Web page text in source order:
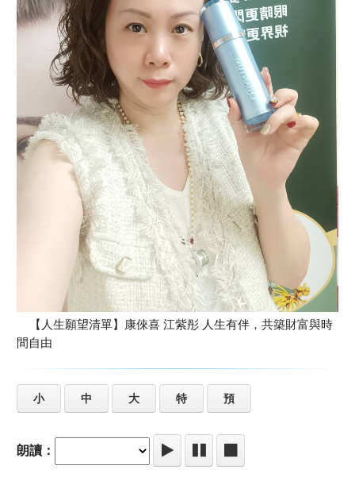
【人生願望清單】康倈喜 江紫彤 人生有伴，共築財富與時
間自由
小 中 大 特 預
朗讀：